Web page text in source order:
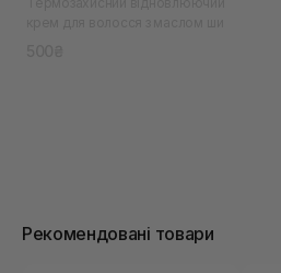
Рекомендовані товари